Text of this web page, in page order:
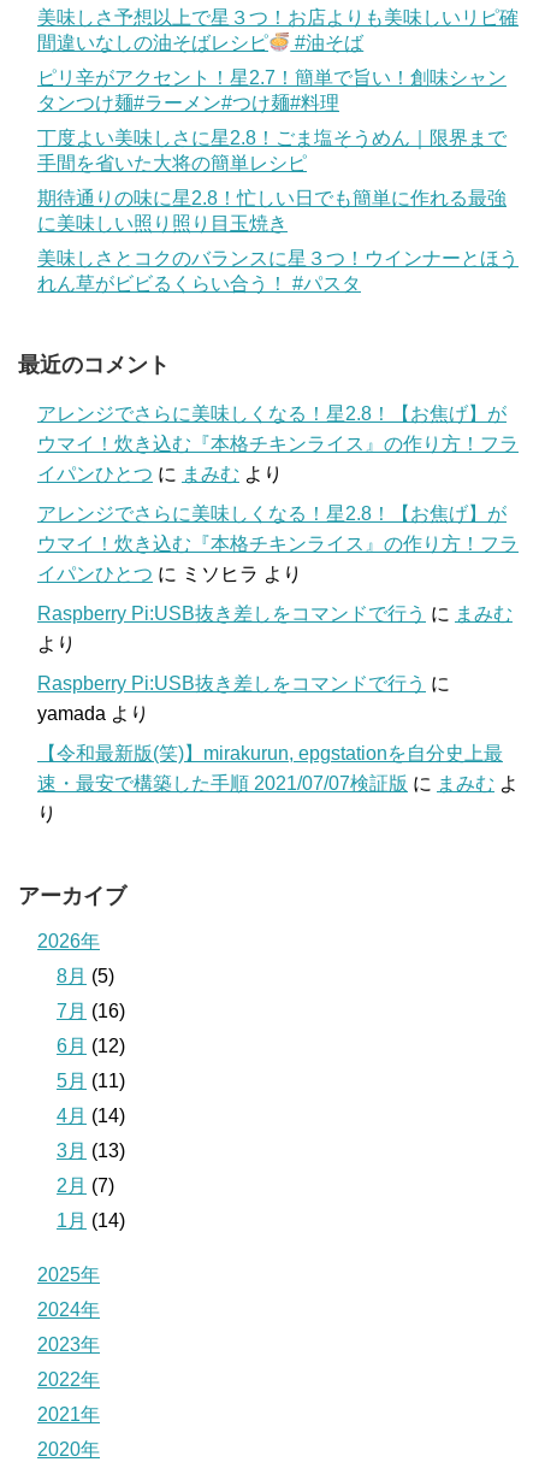
美味しさ予想以上で星３つ！お店よりも美味しいリピ確
間違いなしの油そばレシピ
#油そば
ピリ辛がアクセント！星2.7！簡単で旨い！創味シャン
タンつけ麺#ラーメン#つけ麺#料理
丁度よい美味しさに星2.8！ごま塩そうめん｜限界まで
手間を省いた大将の簡単レシピ
期待通りの味に星2.8！忙しい日でも簡単に作れる最強
に美味しい照り照り目玉焼き
美味しさとコクのバランスに星３つ！ウインナーとほう
れん草がビビるくらい合う！ #パスタ
最近のコメント
アレンジでさらに美味しくなる！星2.8！【お焦げ】が
ウマイ！炊き込む『本格チキンライス』の作り方！フラ
イパンひとつ に まみむ より
アレンジでさらに美味しくなる！星2.8！【お焦げ】が
ウマイ！炊き込む『本格チキンライス』の作り方！フラ
イパンひとつ に ミソヒラ より
Raspberry Pi:USB抜き差しをコマンドで行う に まみむ
より
Raspberry Pi:USB抜き差しをコマンドで行う に
yamada より
【令和最新版(笑)】mirakurun, epgstationを自分史上最
速・最安で構築した手順 2021/07/07検証版 に まみむ よ
り
アーカイブ
2026年
8月 (5)
7月 (16)
6月 (12)
5月 (11)
4月 (14)
3月 (13)
2月 (7)
1月 (14)
2025年
2024年
2023年
2022年
2021年
2020年